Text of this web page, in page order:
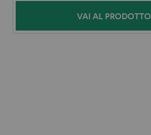
VAI AL PRODOTTO